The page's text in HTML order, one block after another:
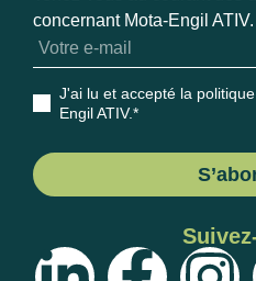
concernant Mota-Engil ATIV.
J'ai lu et accepté la
Engil ATIV.*